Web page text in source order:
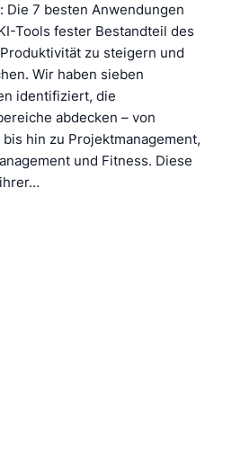
Die 7 besten Anwendungen
Tools fester Bestandteil des
zu steigern und
Wir haben sieben
identifiziert, die
abdecken – von
hin zu Projektmanagement,
und Fitness. Diese